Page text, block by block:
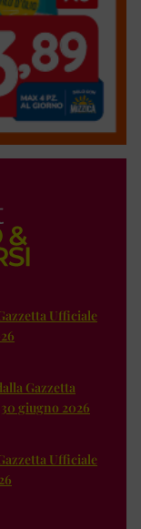
Ufficiale
Gazzetta
giugno 2026
Ufficiale